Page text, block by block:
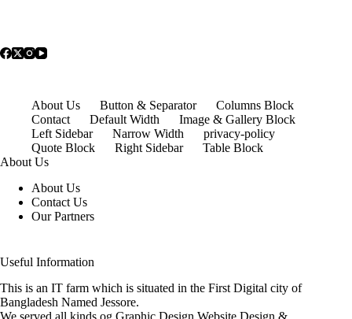
About Us Button & Separator
Columns Block
Contact
Default Width
Image & Gallery Block
Left Sidebar
Narrow Width
privacy-policy
Quote Block
Right Sidebar
Table Block
About Us
About Us
Contact Us
Our Partners
Useful Information
This is an IT farm which is situated in the First Digital city of
Bangladesh Named Jessore.
We served all kinds og Graphic Design,Website Design &